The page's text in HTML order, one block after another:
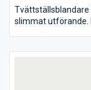
Tvättställsblandare
slimmat utförande.